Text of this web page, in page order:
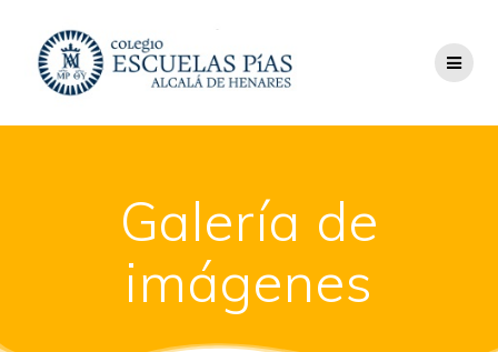
contenido
Galería de
imágenes